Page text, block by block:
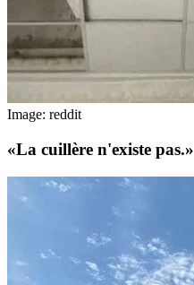
Image: reddit
«La cuillère n'existe pas.»